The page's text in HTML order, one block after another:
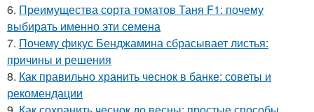
6. Преимущества сорта томатов Таня F1: почему
выбирать именно эти семена
7. Почему фикус Бенджамина сбрасывает листья:
причины и решения
8. Как правильно хранить чеснок в банке: советы и
рекомендации